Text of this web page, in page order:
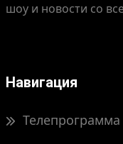
шоу и новости со
Навигация
Телепрограмма